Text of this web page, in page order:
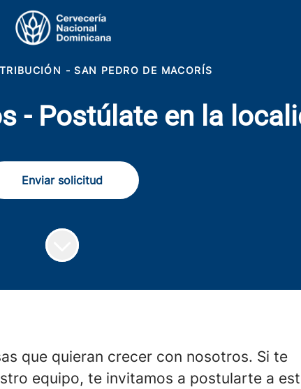
- SAN PEDRO DE MACORÍS
- Postúlate en la
Enviar solicitud
que quieran crecer con nosotros. Si te
equipo, te invitamos a postularte a